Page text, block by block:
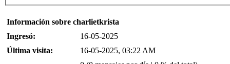
Información sobre charlietkrista
Ingresó:
16-05-2025
Última visita:
16-05-2025, 03:22 AM